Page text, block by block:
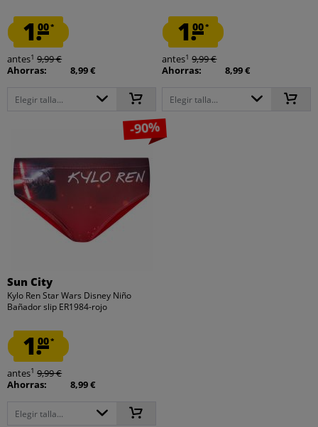
1.00*
antes1 9,99 €
Ahorras:
8,99 €
Elegir talla...
1.00*
antes1 9,99 €
Ahorras:
8,99 €
Elegir talla...
-90%
Sun City
Kylo Ren Star Wars Disney Niño
Bañador slip ER1984-rojo
1.00*
antes1 9,99 €
Ahorras:
8,99 €
Elegir talla...